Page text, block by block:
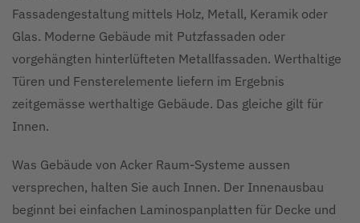
Fassadengestaltung mittels Holz, Metall, Keramik oder
Glas. Moderne Gebäude mit Putzfassaden oder
vorgehängten hinterlüfteten Metallfassaden. Werthaltige
Türen und Fensterelemente liefern im Ergebnis
zeitgemässe werthaltige Gebäude. Das gleiche gilt für
Innen.
Was Gebäude von Acker Raum-Systeme aussen
versprechen, halten Sie auch Innen. Der Innenausbau
beginnt bei einfachen Laminospanplatten für Decke und